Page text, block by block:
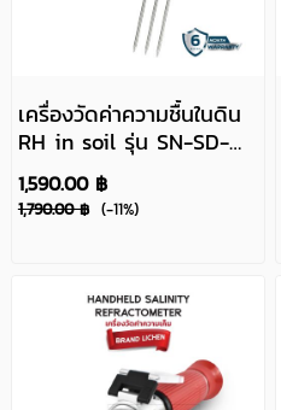
เครื่องวัดค่าความชื้นในดิน
RH in soil รุ่น SN-SD-
SC-35DC
1,590.00 ฿
1,790.00 ฿ (-11%)